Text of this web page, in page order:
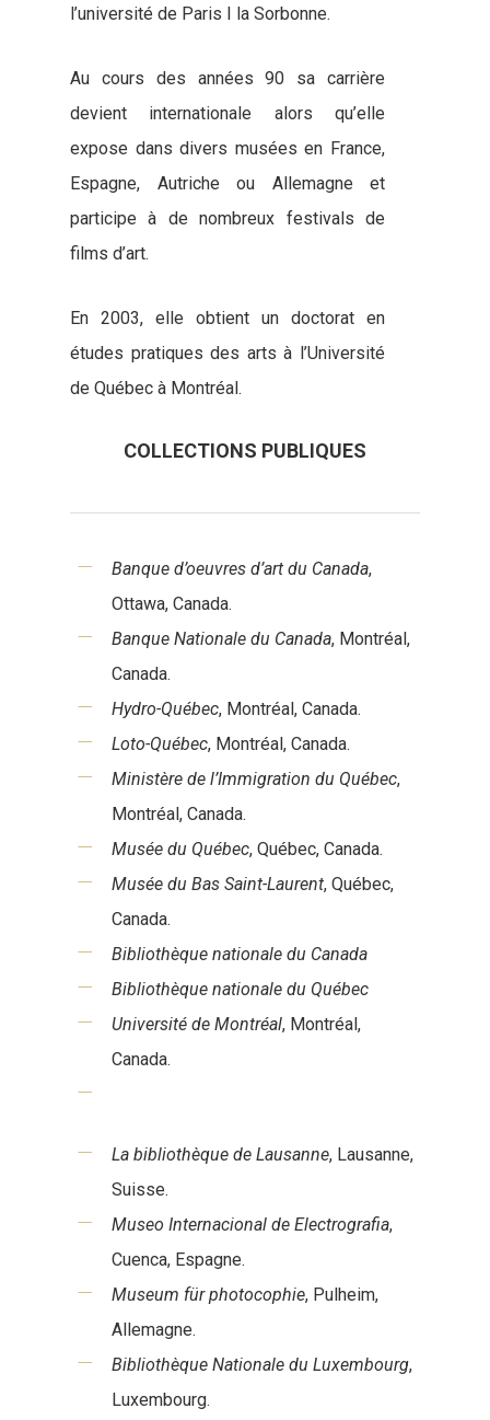
l’université de Paris I la Sorbonne.
Au cours des années 90 sa carrière
devient internationale alors qu’elle
expose dans divers musées en France,
Espagne, Autriche ou Allemagne et
participe à de nombreux festivals de
films d’art.
En 2003, elle obtient un doctorat en
études pratiques des arts à l’Université
de Québec à Montréal.
COLLECTIONS PUBLIQUES
Banque d’oeuvres d’art du Canada,
Ottawa, Canada.
Banque Nationale du Canada, Montréal,
Canada.
Hydro-Québec, Montréal, Canada.
Loto-Québec, Montréal, Canada.
Ministère de l’Immigration du Québec,
Montréal, Canada.
Musée du Québec, Québec, Canada.
Musée du Bas Saint-Laurent, Québec,
Canada.
Bibliothèque nationale du Canada
Bibliothèque nationale du Québec
Université de Montréal, Montréal,
Canada.
La bibliothèque de Lausanne, Lausanne,
Suisse.
Museo Internacional de Electrografia,
Cuenca, Espagne.
Museum für photocophie, Pulheim,
Allemagne.
Bibliothèque Nationale du Luxembourg,
Luxembourg.